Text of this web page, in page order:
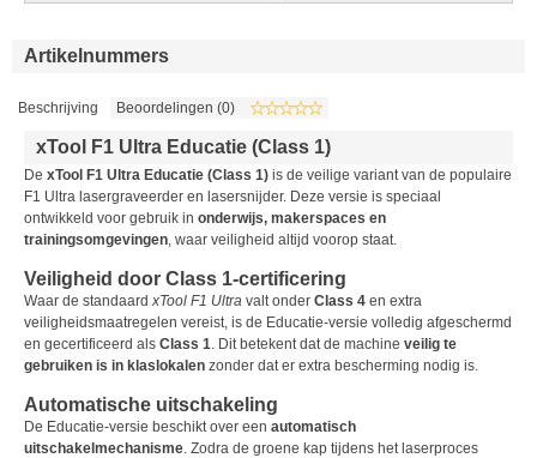
Artikelnummers
Beschrijving Beoordelingen (0)
xTool F1 Ultra Educatie (Class 1)
De xTool F1 Ultra Educatie (Class 1) is de veilige variant van de populaire
F1 Ultra lasergraveerder en lasersnijder. Deze versie is speciaal
ontwikkeld voor gebruik in onderwijs, makerspaces en
trainingsomgevingen , waar veiligheid altijd voorop staat.
Veiligheid door Class 1-certificering
Waar de standaard xTool F1 Ultra valt onder Class 4 en extra
veiligheidsmaatregelen vereist, is de Educatie-versie volledig afgeschermd
en gecertificeerd als Class 1 . Dit betekent dat de machine veilig te
gebruiken is in klaslokalen zonder dat er extra bescherming nodig is.
Automatische uitschakeling
De Educatie-versie beschikt over een automatisch
uitschakelmechanisme . Zodra de groene kap tijdens het laserproces